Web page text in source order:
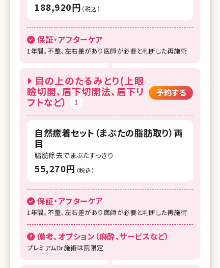
湘南美容クリニック 大阪あべの院
湘南美容クリニック 大阪堺東院
湘南美容クリニック 福岡院
湘南美容クリニック 久留米院
湘南美容クリニック 鹿児島中央院
188,920円 （税込）
保証・アフターケア
1年間。不整、左右差があり医師が必要と判断した再施術
目の上のたるみとり(上眼
瞼切開、眉下切開法、眉下リ
フトなど）
1
予約する
自然癒着セット（まぶたの脂肪取り）両
目
脂肪除去でまぶたすっきり
55,270円 （税込）
保証・アフターケア
1年間。不整、左右差があり医師が必要と判断した再施術
備考、オプション（麻酔、サービスなど）
プレミアムDr施術は院限定